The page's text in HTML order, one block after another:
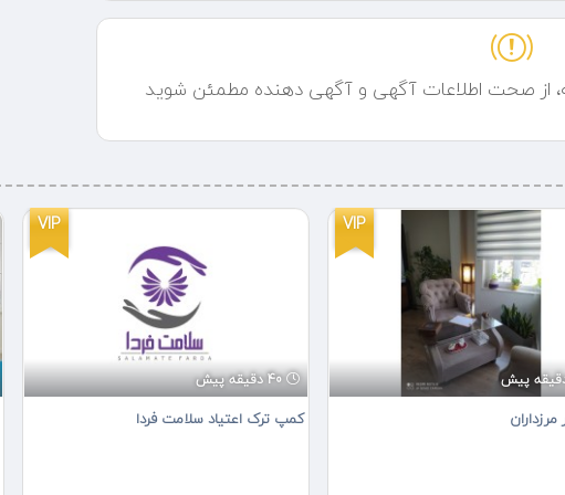
از صحت اطلاعات آگهی و آگهی دهنده مطمئن شوید
VIP
40 دقیقه پیش
کمپ ترک اعتیاد سلامت فردا
VIP
مرزداران